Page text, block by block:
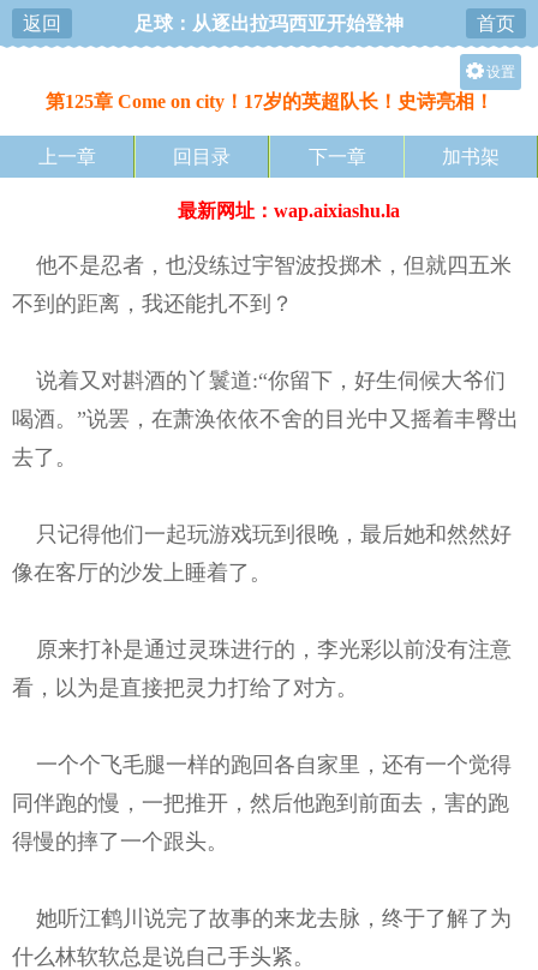
返回 足球：从逐出拉玛西亚开始登神 首页
设置
护眼
关灯
大
小
第125章 Come on city！17岁的英超队长！史诗亮相！
上一章 回目录 下一章 加书架
最新网址：wap.aixiashu.la
他不是忍者，也没练过宇智波投掷术，但就四五米
不到的距离，我还能扎不到？
说着又对斟酒的丫鬟道:“你留下，好生伺候大爷们
喝酒。”说罢，在萧涣依依不舍的目光中又摇着丰臀出
去了。
只记得他们一起玩游戏玩到很晚，最后她和然然好
像在客厅的沙发上睡着了。
原来打补是通过灵珠进行的，李光彩以前没有注意
看，以为是直接把灵力打给了对方。
一个个飞毛腿一样的跑回各自家里，还有一个觉得
同伴跑的慢，一把推开，然后他跑到前面去，害的跑
得慢的摔了一个跟头。
她听江鹤川说完了故事的来龙去脉，终于了解了为
什么林软软总是说自己手头紧。